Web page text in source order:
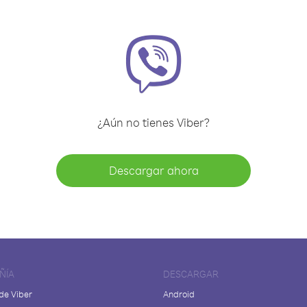
¿Aún no tienes Viber?
Descargar ahora
Viber
DESCARGAR
Android